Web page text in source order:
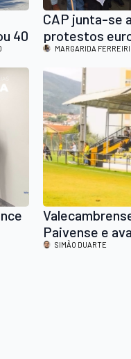
40
CAP junta-se
protestos
agricultores,
europeu para
pode reduzir
MARGARIDA
Paivense e
PECOL (4-0)
SIMÃO DUARTE